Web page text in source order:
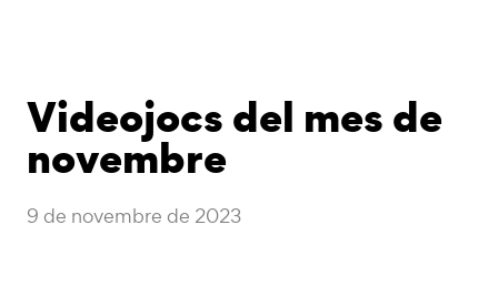
Videojocs del mes de
novembre
9 de novembre de 2023